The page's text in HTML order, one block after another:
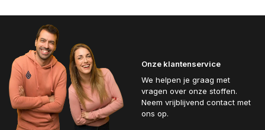
Onze klantenservice
We helpen je graag met
vragen over onze stoffen.
Neem vrijblijvend contact met
ons op.